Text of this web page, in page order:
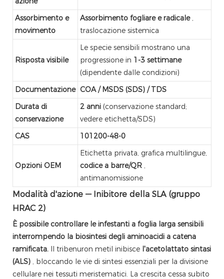
Assorbimento e
movimento
Assorbimento fogliare e radicale,
traslocazione sistemica
Risposta visibile
Le specie sensibili mostrano una
progressione in 1-3 settimane
(dipendente dalle condizioni)
Documentazione COA / MSDS (SDS) / TDS
Durata di
conservazione
2 anni (conservazione standard;
vedere etichetta/SDS)
CAS
101200-48-0
Opzioni OEM
Etichetta privata, grafica multilingue,
codice a barre/QR ,
antimanomissione
Modalità d'azione — Inibitore della SLA (gruppo
HRAC 2)
È possibile controllare le infestanti a foglia larga sensibili
interrompendo la biosintesi degli aminoacidi a catena
ramificata. Il tribenuron metil inibisce l'acetolattato sintasi
(ALS) , bloccando le vie di sintesi essenziali per la divisione
cellulare nei tessuti meristematici. La crescita cessa subito